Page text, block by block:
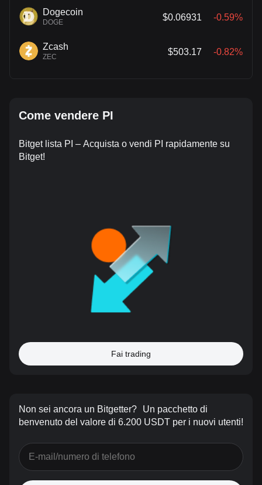
Dogecoin
DOGE
$0.06931 -0.59%
Zcash
ZEC
$503.17 -0.82%
Come vendere PI
Bitget lista PI – Acquista o vendi PI rapidamente su
Bitget!
Fai trading
Non sei ancora un Bitgetter?
Un pacchetto di
benvenuto del valore di 6.200 USDT per i nuovi utenti!